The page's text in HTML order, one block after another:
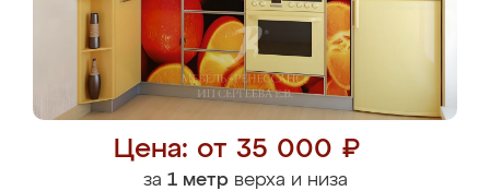
Цена: от 35 000 ₽
за 1 метрверха и низа